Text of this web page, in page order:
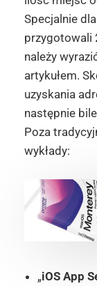
Specjalnie
przygotowali
należy
artykułem.
uzyskania
następnie
Poza
wykłady:
„iOS App